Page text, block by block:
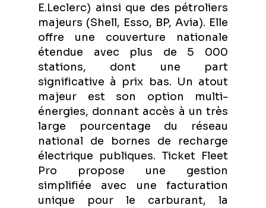
E.Leclerc) ainsi que des pétroliers
majeurs (Shell, Esso, BP, Avia). Elle
offre une couverture nationale
étendue avec plus de 5 000
stations, dont une part
significative à prix bas. Un atout
majeur est son option multi-
énergies, donnant accès à un très
large pourcentage du réseau
national de bornes de recharge
électrique publiques. Ticket Fleet
Pro propose une gestion
simplifiée avec une facturation
unique pour le carburant, la